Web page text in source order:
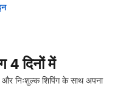
4 दिनों में
निःशुल्क शिपिंग के साथ अपना